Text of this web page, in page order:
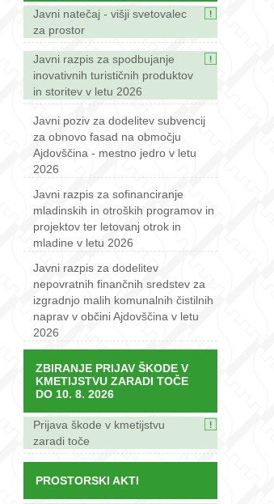
Javni natečaj - višji svetovalec
za prostor
Javni razpis za spodbujanje
inovativnih turističnih produktov
in storitev v letu 2026
Javni poziv za dodelitev subvencij
za obnovo fasad na območju
Ajdovščina - mestno jedro v letu
2026
Javni razpis za sofinanciranje
mladinskih in otroških programov in
projektov ter letovanj otrok in
mladine v letu 2026
Javni razpis za dodelitev
nepovratnih finančnih sredstev za
izgradnjo malih komunalnih čistilnih
naprav v občini Ajdovščina v letu
2026
ZBIRANJE PRIJAV ŠKODE V
KMETIJSTVU ZARADI TOČE
DO 10. 8. 2026
Prijava škode v kmetijstvu
zaradi toče
PROSTORSKI AKTI